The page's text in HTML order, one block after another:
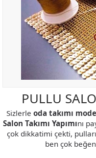
PULLU
Sizlerle oda takımı
Salon Takımı Yapımını
çok dikkatimi çekti,
ben çok